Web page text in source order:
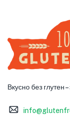
Вкусно без глутен